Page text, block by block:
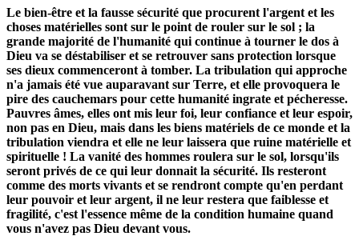
Le bien-être et la fausse sécurité que procurent l'argent et les
choses matérielles sont sur le point de rouler sur le sol ; la
grande majorité de l'humanité qui continue à tourner le dos à
Dieu va se déstabiliser et se retrouver sans protection lorsque
ses dieux commenceront à tomber. La tribulation qui approche
n'a jamais été vue auparavant sur Terre, et elle provoquera le
pire des cauchemars pour cette humanité ingrate et pécheresse.
Pauvres âmes, elles ont mis leur foi, leur confiance et leur espoir,
non pas en Dieu, mais dans les biens matériels de ce monde et la
tribulation viendra et elle ne leur laissera que ruine matérielle et
spirituelle ! La vanité des hommes roulera sur le sol, lorsqu'ils
seront privés de ce qui leur donnait la sécurité. Ils resteront
comme des morts vivants et se rendront compte qu'en perdant
leur pouvoir et leur argent, il ne leur restera que faiblesse et
fragilité, c'est l'essence même de la condition humaine quand
vous n'avez pas Dieu devant vous.